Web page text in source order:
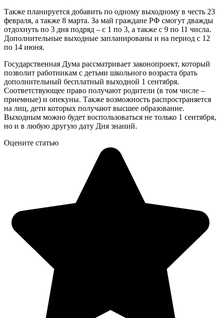
Также планируется добавить по одному выходному в честь 23
февраля, а также 8 марта. За май граждане РФ смогут дважды
отдохнуть по 3 дня подряд – с 1 по 3, а также с 9 по 11 числа.
Дополнительные выходные запланированы и на период с 12
по 14 июня.
Государственная Дума рассматривает законопроект, который
позволит работникам с детьми школьного возраста брать
дополнительный бесплатный выходной 1 сентября.
Соответствующее право получают родители (в том числе –
приемные) и опекуны. Также возможность распространяется
на лиц, дети которых получают высшее образование.
Выходным можно будет воспользоваться не только 1 сентября,
но и в любую другую дату Дня знаний.
Оцените статью